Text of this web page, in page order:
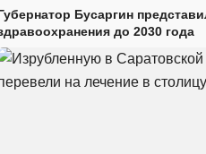
Бусаргин
до 2030 года